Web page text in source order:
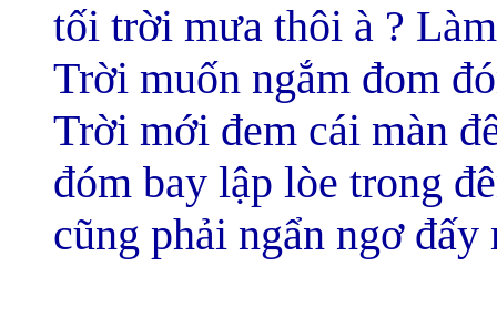
tối trời mưa thôi à ?
Trời muốn ngắm đom
Trời mới đem cái màn
đóm bay lập lòe trong
cũng phải ngẩn ngơ đấy